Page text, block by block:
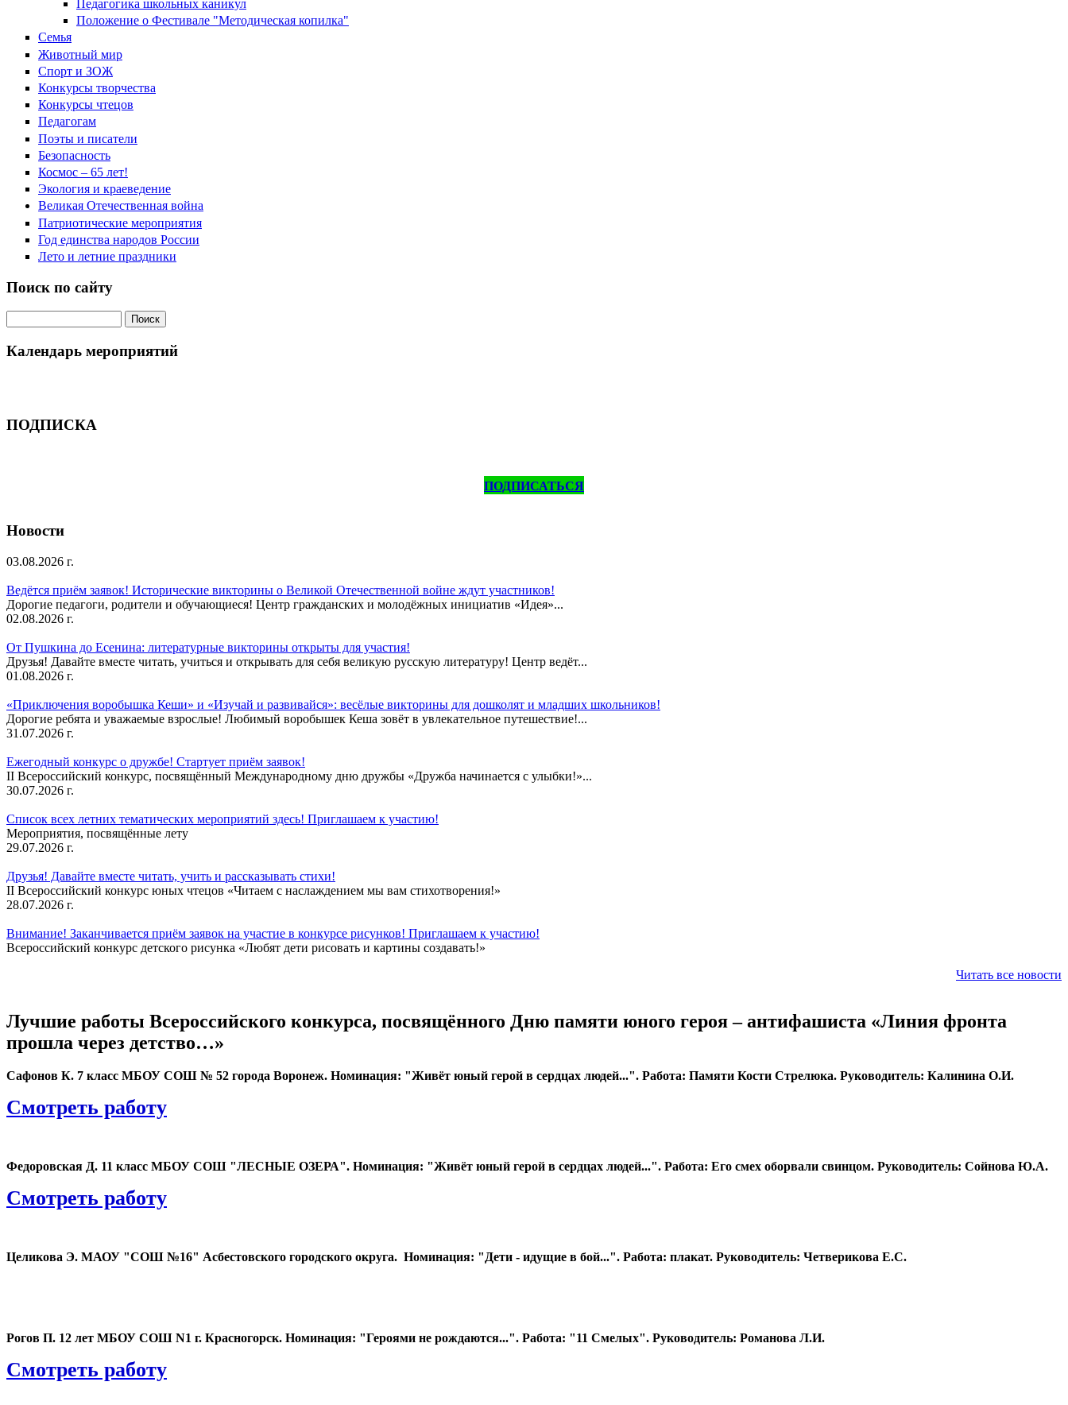
Педагогика школьных каникул
Положение о Фестивале "Методическая копилка"
Семья
Животный мир
Спорт и ЗОЖ
Конкурсы творчества
Конкурсы чтецов
Педагогам
Поэты и писатели
Безопасность
Космос – 65 лет!
Экология и краеведение
Великая Отечественная война
Патриотические мероприятия
Год единства народов России
Лето и летние праздники
Поиск по сайту
Календарь мероприятий
ПОДПИСКА
ПОДПИСАТЬСЯ
Новости
03.08.2026 г.
Ведётся приём заявок! Исторические викторины о Великой Отечественной войне ждут участников!
Дорогие педагоги, родители и обучающиеся! Центр гражданских и молодёжных инициатив «Идея»...
02.08.2026 г.
От Пушкина до Есенина: литературные викторины открыты для участия!
Друзья! Давайте вместе читать, учиться и открывать для себя великую русскую литературу! Центр ведёт...
01.08.2026 г.
«Приключения воробышка Кеши» и «Изучай и развивайся»: весёлые викторины для дошколят и младших школьников!
Дорогие ребята и уважаемые взрослые! Любимый воробышек Кеша зовёт в увлекательное путешествие!...
31.07.2026 г.
Ежегодный конкурс о дружбе! Стартует приём заявок!
II Всероссийский конкурс, посвящённый Международному дню дружбы «Дружба начинается с улыбки!»...
30.07.2026 г.
Список всех летних тематических мероприятий здесь! Приглашаем к участию!
Мероприятия, посвящённые лету
29.07.2026 г.
Друзья! Давайте вместе читать, учить и рассказывать стихи!
II Всероссийский конкурс юных чтецов «Читаем с наслаждением мы вам стихотворения!»
28.07.2026 г.
Внимание! Заканчивается приём заявок на участие в конкурсе рисунков! Приглашаем к участию!
Всероссийский конкурс детского рисунка «Любят дети рисовать и картины создавать!»
Читать все новости
Лучшие работы Всероссийского конкурса, посвящённого Дню памяти юного героя – антифашиста «Линия фронта
прошла через детство…»
Сафонов К. 7 класс МБОУ СОШ № 52 города Воронеж. Номинация: ​"Живёт юный герой в сердцах людей...". Работа: Памяти Кости Стрелюка. Руководитель: Калинина О.И.
Смотреть работу
Федоровская Д. 11 класс МБОУ СОШ "ЛЕСНЫЕ ОЗЕРА". Номинация: ​"Живёт юный герой в сердцах людей...". Работа: Его смех оборвали свинцом. Руководитель: Сойнова Ю.А.
Смотреть работу
Целикова Э. МАОУ "СОШ №16" Асбестовского городского округа. Номинация: ​"Дети - идущие в бой...". Работа: плакат. Руководитель: Четверикова Е.С.
Рогов П. 12 лет МБОУ СОШ N1 г. Красногорск. Номинация: "Героями не рождаются...". Работа: "11 Смелых". Руководитель: Романова Л.И.
Смотреть работу